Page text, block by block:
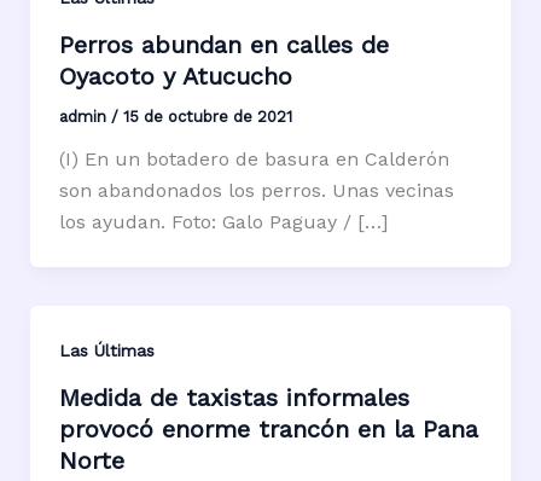
Perros abundan en calles de
Oyacoto y Atucucho
admin / 15 de octubre de 2021
(I) En un botadero de basura en Calderón
son abandonados los perros. Unas vecinas
los ayudan. Foto: Galo Paguay / […]
Las Últimas
Medida de taxistas informales
provocó enorme trancón en la Pana
Norte